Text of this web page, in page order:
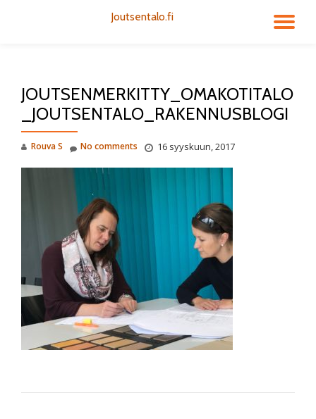
Joutsentalo.fi
JOUTSENMERKITTY_OMAKOTITALO
_JOUTSENTALO_RAKENNUSBLOGI
Rouva S 16 syyskuun, 2017
No comments